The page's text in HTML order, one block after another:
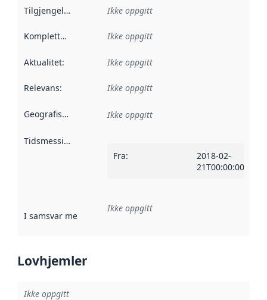
Tilgjengelighet Ikke oppgitt
Kompletthet Ikke oppgitt
Aktualitet: Ikke oppgitt
Relevans: Ikke oppgitt
Geografisk avgrensning :
Ikke oppgitt
Tidsmessig avgrensning
Fra:
2018-02-
21T00:00:00Z
I samsvar med Referanse til en implementasjonsregel
Ikke oppgitt
Lovhjemler
Ikke oppgitt